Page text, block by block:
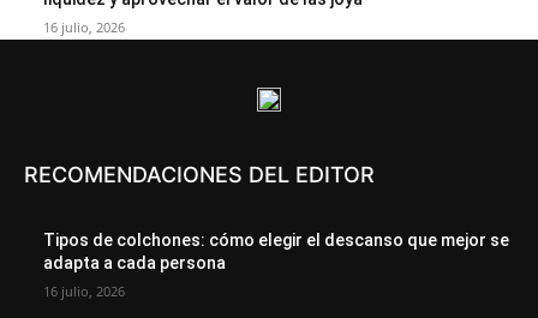
16 julio, 2026
RECOMENDACIONES DEL EDITOR
Tipos de colchones: cómo elegir el descanso que mejor se
adapta a cada persona
16 julio, 2026